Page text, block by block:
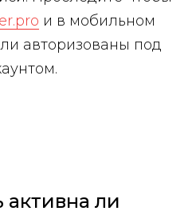
и в мобильном
авторизованы под
активна ли